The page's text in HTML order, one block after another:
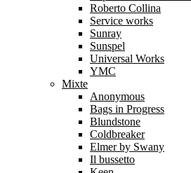
Roberto Collina
Service works
Sunray
Sunspel
Universal Works
YMC
Mixte
Anonymous
Bags in Progress
Blundstone
Coldbreaker
Elmer by Swany
Il bussetto